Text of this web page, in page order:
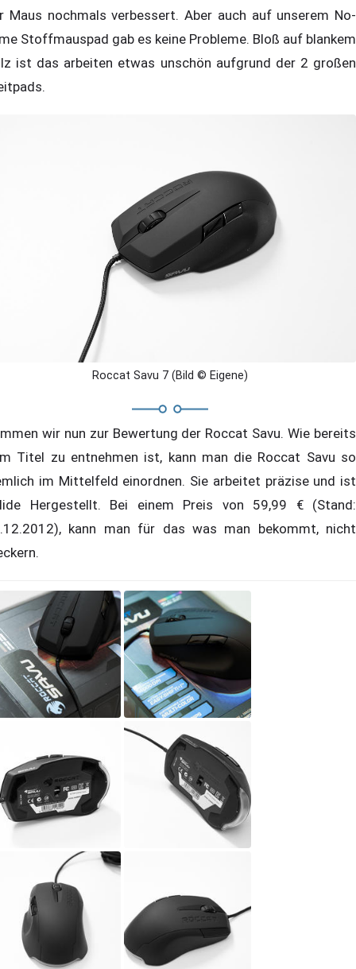
Maus nochmals verbessert. Aber auch auf unserem No-
Stoffmauspad gab es keine Probleme. Bloß auf blankem
ist das arbeiten etwas unschön aufgrund der 2 großen
Roccat Savu 7 (Bild © Eigene)
wir nun zur Bewertung der Roccat Savu. Wie bereits
Titel zu entnehmen ist, kann man die Roccat Savu so
im Mittelfeld einordnen. Sie arbeitet präzise und ist
Hergestellt. Bei einem Preis von 59,99 € (Stand:
kann man für das was man bekommt, nicht